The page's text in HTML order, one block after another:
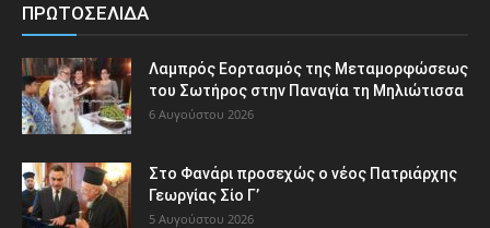
ΠΡΩΤΟΣΕΛΙΔΑ
Λαμπρός Εορτασμός της Μεταμορφώσεως
του Σωτήρος στην Παναγία τη Μηλιώτισσα
6 Αυγούστου 2026
Στο Φανάρι προσεχώς ο νέος Πατριάρχης
Γεωργίας Σίο Γ’
5 Αυγούστου 2026